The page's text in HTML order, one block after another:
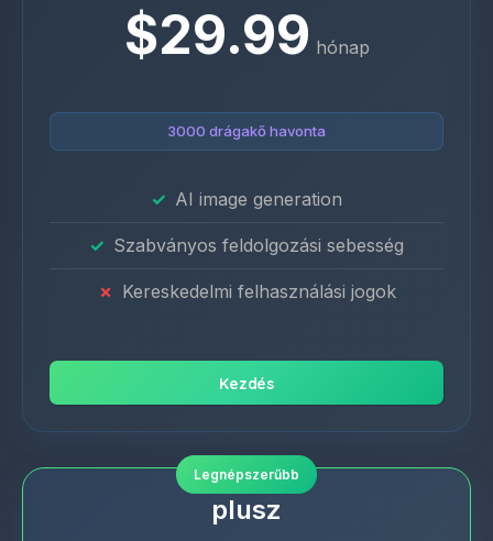
$29.99 hónap
3000 drágakő havonta
AI image generation
Szabványos feldolgozási sebesség
Kereskedelmi felhasználási jogok
Kezdés
Legnépszerűbb
plusz